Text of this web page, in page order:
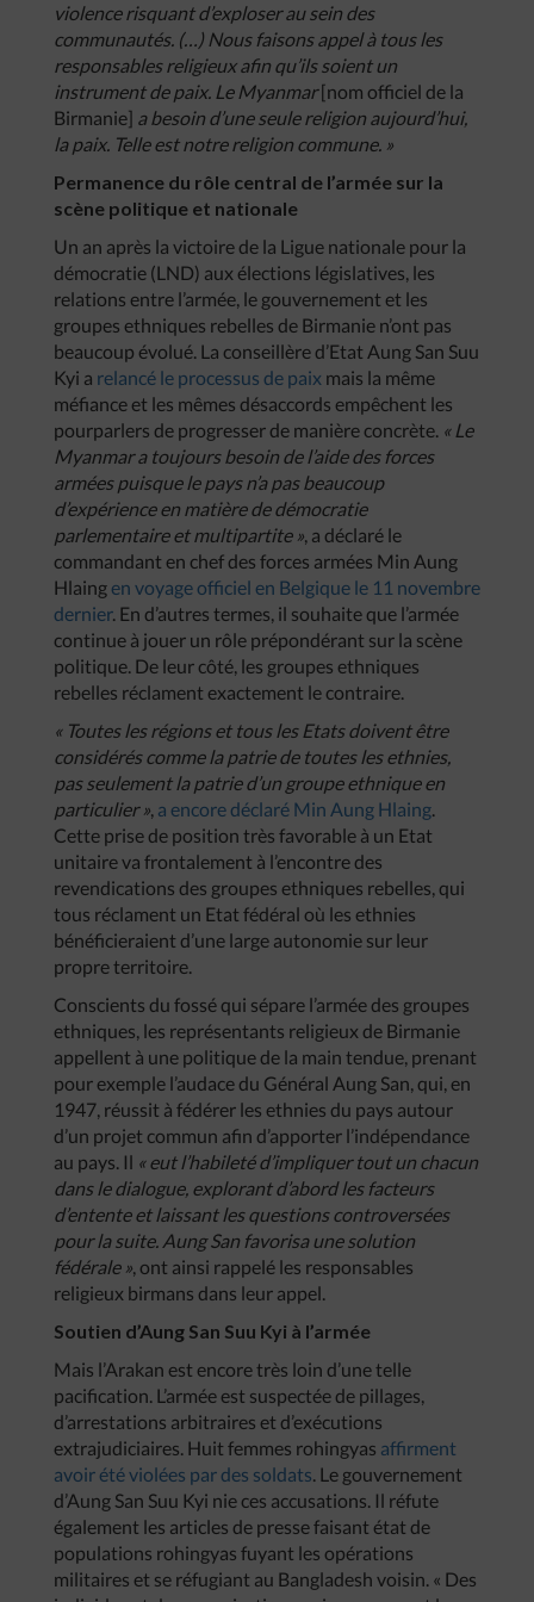
violence risquant d’exploser au sein des
communautés. (…) Nous faisons appel à tous les
responsables religieux afin qu’ils soient un
instrument de paix. Le Myanmar[nom officiel de la
Birmanie] a besoin d’une seule religion aujourd’hui,
la paix. Telle est notre religion commune. »
Permanence du rôle central de l’armée sur la
scène politique et nationale
Un an après la victoire de la Ligue nationale pour la
démocratie (LND) aux élections législatives, les
relations entre l’armée, le gouvernement et les
groupes ethniques rebelles de Birmanie n’ont pas
beaucoup évolué. La conseillère d’Etat Aung San Suu
Kyi a relancé le processus de paix mais la même
méfiance et les mêmes désaccords empêchent les
pourparlers de progresser de manière concrète. « Le
Myanmar a toujours besoin de l’aide des forces
armées puisque le pays n’a pas beaucoup
d’expérience en matière de démocratie
parlementaire et multipartite », a déclaré le
commandant en chef des forces armées Min Aung
Hlaing en voyage officiel en Belgique le 11 novembre
dernier. En d’autres termes, il souhaite que l’armée
continue à jouer un rôle prépondérant sur la scène
politique. De leur côté, les groupes ethniques
rebelles réclament exactement le contraire.
« Toutes les régions et tous les Etats doivent être
considérés comme la patrie de toutes les ethnies,
pas seulement la patrie d’un groupe ethnique en
particulier », a encore déclaré Min Aung Hlaing.
Cette prise de position très favorable à un Etat
unitaire va frontalement à l’encontre des
revendications des groupes ethniques rebelles, qui
tous réclament un Etat fédéral où les ethnies
bénéficieraient d’une large autonomie sur leur
propre territoire.
Conscients du fossé qui sépare l’armée des groupes
ethniques, les représentants religieux de Birmanie
appellent à une politique de la main tendue, prenant
pour exemple l’audace du Général Aung San, qui, en
1947, réussit à fédérer les ethnies du pays autour
d’un projet commun afin d’apporter l’indépendance
au pays. Il « eut l’habileté d’impliquer tout un chacun
dans le dialogue, explorant d’abord les facteurs
d’entente et laissant les questions controversées
pour la suite. Aung San favorisa une solution
fédérale », ont ainsi rappelé les responsables
religieux birmans dans leur appel.
Soutien d’Aung San Suu Kyi à l’armée
Mais l’Arakan est encore très loin d’une telle
pacification. L’armée est suspectée de pillages,
d’arrestations arbitraires et d’exécutions
extrajudiciaires. Huit femmes rohingyas affirment
avoir été violées par des soldats. Le gouvernement
d’Aung San Suu Kyi nie ces accusations. Il réfute
également les articles de presse faisant état de
populations rohingyas fuyant les opérations
militaires et se réfugiant au Bangladesh voisin. « Des